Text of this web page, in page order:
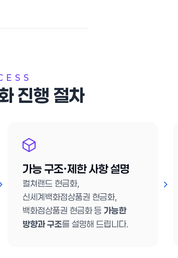
진행 절차
가능 구조·제한 사항 설명
컬쳐랜드 현금화,
신세계백화점상품권 현금화,
백화점상품권 현금화 등 가능한
방향과 구조를 설명해 드립니다.